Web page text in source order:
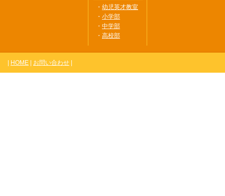
・ 幼児英才教室
・ 小学部
・ 中学部
・ 高校部
HOME お問い合わせ